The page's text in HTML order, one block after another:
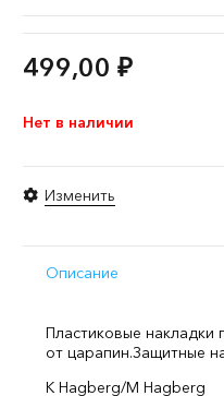
499,00 ₽
Нет в наличии
Изменить
Описание
Пластиковые
от царапин.Защитные
K Hagberg/M Hagberg